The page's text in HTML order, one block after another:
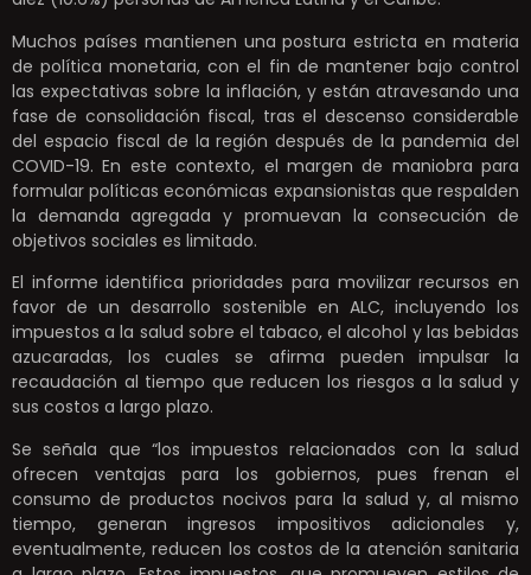
Muchos países mantienen una postura estricta en materia
de política monetaria, con el fin de mantener bajo control
las expectativas sobre la inflación, y están atravesando una
fase de consolidación fiscal, tras el descenso considerable
del espacio fiscal de la región después de la pandemia del
COVID-19. En este contexto, el margen de maniobra para
formular políticas económicas expansionistas que respalden
la demanda agregada y promuevan la consecución de
objetivos sociales es limitado.
El informe identifica prioridades para movilizar recursos en
favor de un desarrollo sostenible en ALC, incluyendo los
impuestos a la salud sobre el tabaco, el alcohol y las bebidas
azucaradas, los cuales se afirma pueden impulsar la
recaudación al tiempo que reducen los riesgos a la salud y
sus costos a largo plazo.
Se señala que “los impuestos relacionados con la salud
ofrecen ventajas para los gobiernos, pues frenan el
consumo de productos nocivos para la salud y, al mismo
tiempo, generan ingresos impositivos adicionales y,
eventualmente, reducen los costos de la atención sanitaria